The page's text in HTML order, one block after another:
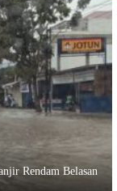
Rendam Belasan